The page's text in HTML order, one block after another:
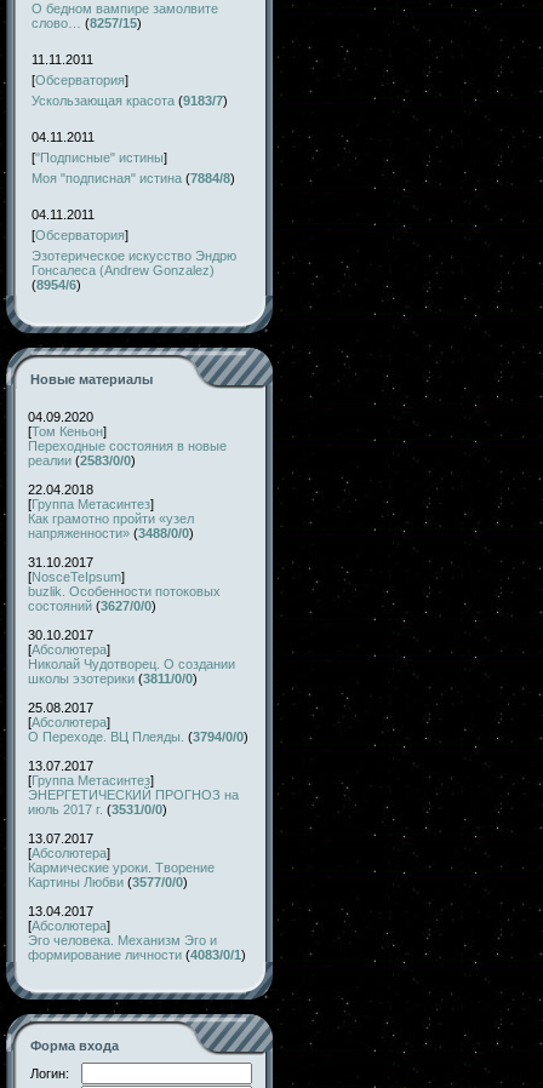
О бедном вампире замолвите
слово…
(8257/15)
11.11.2011
[Обсерватория]
Ускользающая красота (9183/7)
04.11.2011
["Подписные" истины]
Моя "подписная" истина (7884/8)
04.11.2011
[Обсерватория]
Эзотерическое искусство Эндрю
Гонсалеса (Andrew Gonzalez)
(8954/6)
Новые материалы
04.09.2020
[Том Кеньон]
Переходные состояния в новые
реалии (2583/0/0)
22.04.2018
[Группа Метасинтез]
Как грамотно пройти «узел
напряженности» (3488/0/0)
31.10.2017
[NosceTeIpsum]
buzlik. Особенности потоковых
состояний (3627/0/0)
30.10.2017
[Абсолютера]
Николай Чудотворец. О создании
школы эзотерики (3811/0/0)
25.08.2017
[Абсолютера]
О Переходе. ВЦ Плеяды. (3794/0/0)
13.07.2017
[Группа Метасинтез]
ЭНЕРГЕТИЧЕСКИЙ ПРОГНОЗ на
июль 2017 г. (3531/0/0)
13.07.2017
[Абсолютера]
Кармические уроки. Творение
Картины Любви (3577/0/0)
13.04.2017
[Абсолютера]
Эго человека. Механизм Эго и
формирование личности (4083/0/1)
Форма входа
Логин: